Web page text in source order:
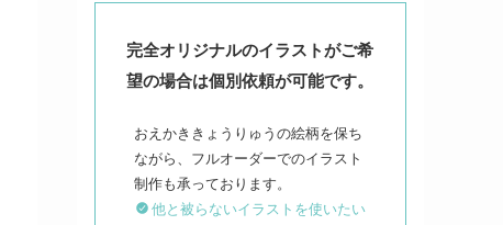
完全オリジナルのイラストがご希
望の場合は個別依頼が可能です。
おえかききょうりゅうの絵柄を保ち
ながら、フルオーダーでのイラスト
他と被らないイラストを使いたい